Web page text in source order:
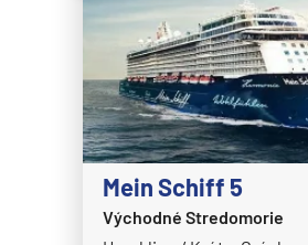
Mein Schiff 5
Východné Stredomorie